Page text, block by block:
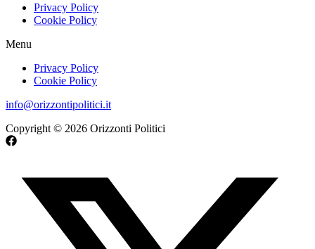
Privacy Policy
Cookie Policy
Menu
Privacy Policy
Cookie Policy
info@orizzontipolitici.it
Copyright © 2026 Orizzonti Politici